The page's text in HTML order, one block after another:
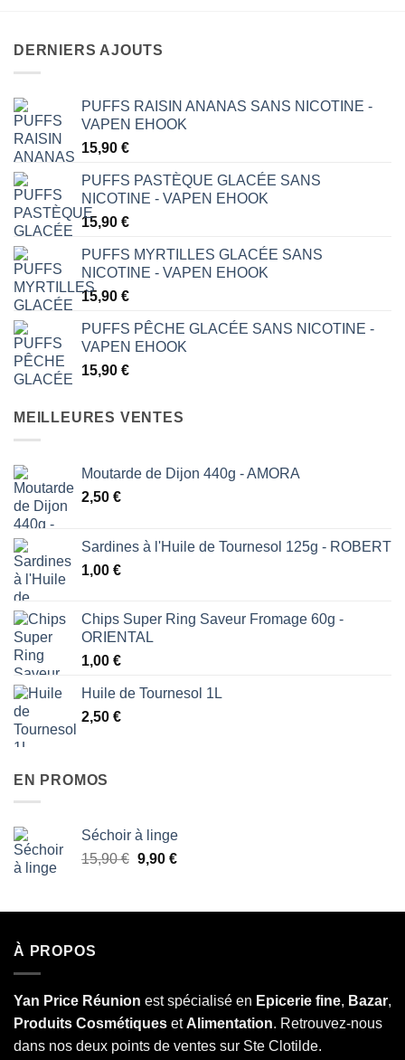
DERNIERS AJOUTS
PUFFS RAISIN ANANAS SANS NICOTINE -
VAPEN EHOOK
15,90 €
PUFFS PASTÈQUE GLACÉE SANS
NICOTINE - VAPEN EHOOK
15,90 €
PUFFS MYRTILLES GLACÉE SANS
NICOTINE - VAPEN EHOOK
15,90 €
PUFFS PÊCHE GLACÉE SANS NICOTINE -
VAPEN EHOOK
15,90 €
MEILLEURES VENTES
Moutarde de Dijon 440g - AMORA
2,50 €
Sardines à l'Huile de Tournesol 125g - ROBERT
1,00 €
Chips Super Ring Saveur Fromage 60g -
ORIENTAL
1,00 €
Huile de Tournesol 1L
2,50 €
EN PROMOS
Séchoir à linge
15,90€ Le
était :
9,90 €Le
est :
À PROPOS
Yan Price Réunion est spécialisé en Epicerie fine, Bazar,
Produits Cosmétiques etAlimentation. Retrouvez-nous
dans nos deux points de ventes sur Ste Clotilde.